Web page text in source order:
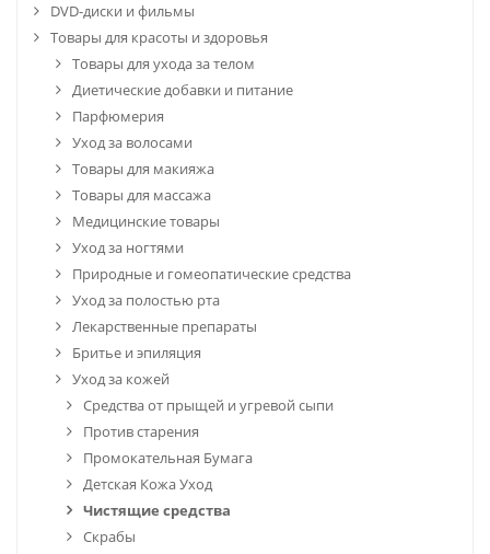
DVD-диски и фильмы
Товары для красоты и здоровья
Товары для ухода за телом
Диетические добавки и питание
Парфюмерия
Уход за волосами
Товары для макияжа
Товары для массажа
Медицинские товары
Уход за ногтями
Природные и гомеопатические средства
Уход за полостью рта
Лекарственные препараты
Бритье и эпиляция
Уход за кожей
Средства от прыщей и угревой сыпи
Против старения
Промокательная Бумага
Детская Кожа Уход
Чистящие средства
Скрабы